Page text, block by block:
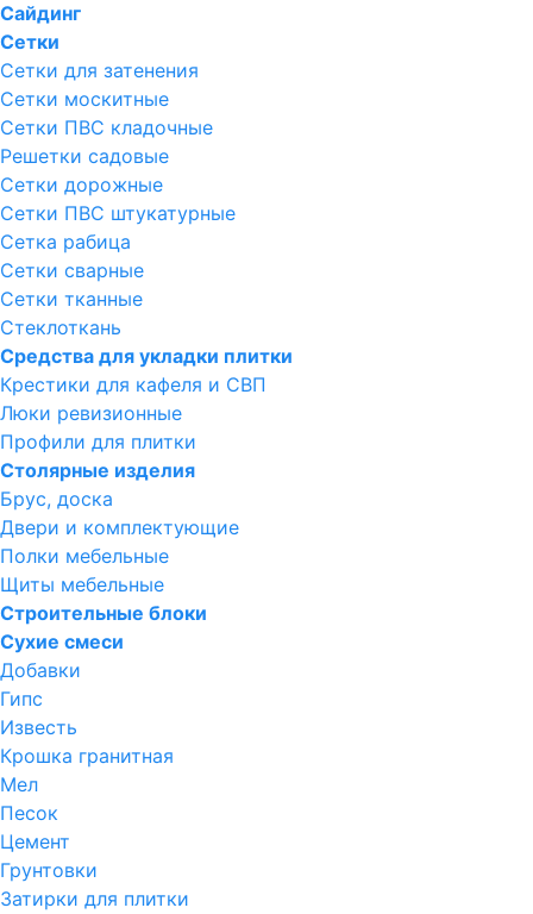
Сайдинг
Сетки
Сетки для затенения
Сетки москитные
Сетки ПВС кладочные
Решетки садовые
Сетки дорожные
Сетки ПВС штукатурные
Сетка рабица
Сетки сварные
Сетки тканные
Стеклоткань
Средства для укладки плитки
Крестики для кафеля и СВП
Люки ревизионные
Профили для плитки
Столярные изделия
Брус, доска
Двери и комплектующие
Полки мебельные
Щиты мебельные
Строительные блоки
Сухие смеси
Добавки
Гипс
Известь
Крошка гранитная
Мел
Песок
Цемент
Грунтовки
Затирки для плитки